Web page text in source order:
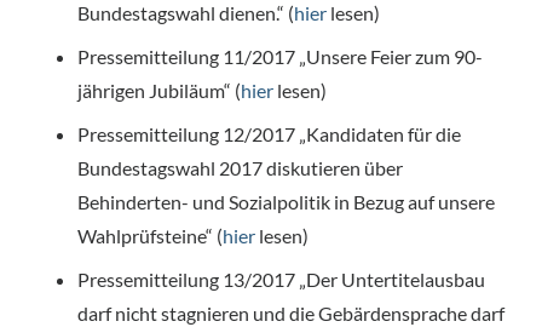
Bundestagswahl dienen.“ (hier lesen)
Pressemitteilung 11/2017 „Unsere Feier zum 90-
jährigen Jubiläum“ (hier lesen)
Pressemitteilung 12/2017 „Kandidaten für die
Bundestagswahl 2017 diskutieren über
Behinderten- und Sozialpolitik in Bezug auf unsere
Wahlprüfsteine“ (hier lesen)
Pressemitteilung 13/2017 „Der Untertitelausbau
darf nicht stagnieren und die Gebärdensprache darf